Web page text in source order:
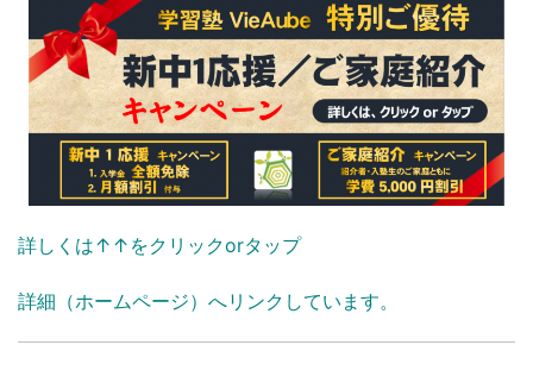
詳しくは↑↑をクリックorタップ
詳細（ホームページ）へリンクしています。